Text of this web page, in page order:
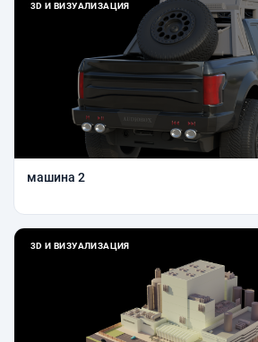
3D И ВИЗУАЛИЗАЦИЯ
машина 2
3D И ВИЗУАЛИЗАЦИЯ